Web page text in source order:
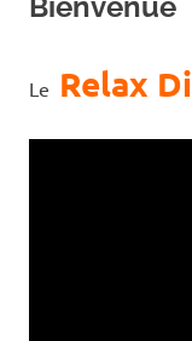
Le Relax